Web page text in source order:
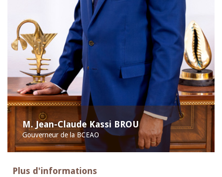
M. Jean-Claude Kassi BROU
Gouverneur de la BCEAO
Plus d'informations